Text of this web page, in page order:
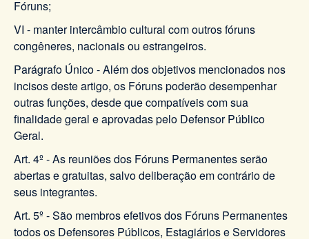
Fóruns;
VI - manter intercâmbio cultural com outros fóruns
congêneres, nacionais ou estrangeiros.
Parágrafo Único - Além dos objetivos mencionados nos
incisos deste artigo, os Fóruns poderão desempenhar
outras funções, desde que compatíveis com sua
finalidade geral e aprovadas pelo Defensor Público
Geral.
Art. 4º - As reuniões dos Fóruns Permanentes serão
abertas e gratuitas, salvo deliberação em contrário de
seus integrantes.
Art. 5º - São membros efetivos dos Fóruns Permanentes
todos os Defensores Públicos, Estagiários e Servidores